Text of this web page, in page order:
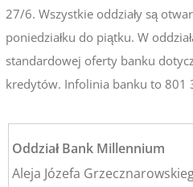
27/6. Wszystkie oddziały są
poniedziałku do piątku. W
standardowej oferty banku
kredytów. Infolinia banku to 801
Oddział Bank Millennium
Aleja Józefa